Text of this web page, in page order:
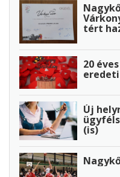
tért
20
Új
(is)